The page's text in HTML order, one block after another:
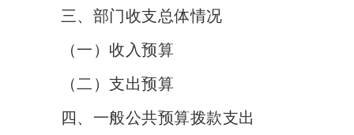
三、部门收支总体情况
（一）收入预算
（二）支出预算
四、一般公共预算拨款支出